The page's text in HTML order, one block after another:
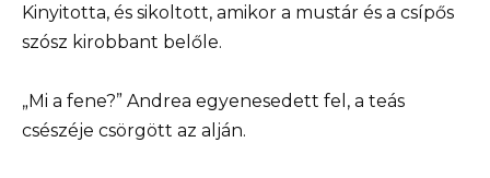
Kinyitotta, és sikoltott, amikor a mustár és a csípős
szósz kirobbant belőle.
„Mi a fene?” Andrea egyenesedett fel, a teás
csészéje csörgött az alján.